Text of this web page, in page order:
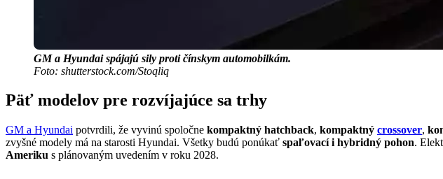
GM a Hyundai spájajú sily proti čínskym automobilkám.
Foto: shutterstock.com/Stoqliq
Päť modelov pre rozvíjajúce sa trhy
GM a Hyundai potvrdili, že vyvinú spoločne kompaktný hatchback, kompaktný crossover,
zvyšné modely má na starosti Hyundai. Všetky budú ponúkať spaľovací i hybridný pohon.
Ameriku s plánovaným uvedením v roku 2028.